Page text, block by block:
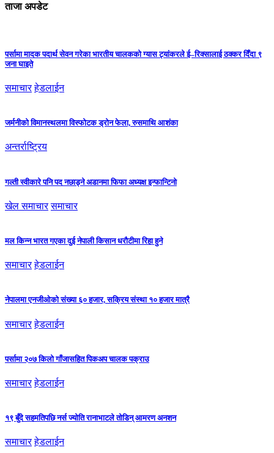
ताजा अपडेट
पर्सामा मादक पदार्थ सेवन गरेका भारतीय चालकको ग्यास ट्यांकरले ई–रिक्सालाई ठक्कर दिँदा ९
जना घाइते
समाचार हेडलाईन
जर्मनीको विमानस्थलमा विस्फोटक ड्रोन फेला, रुसमाथि आशंका
अन्तर्राष्ट्रिय
गल्ती स्वीकारे पनि पद नछाड्ने अडानमा फिफा अध्यक्ष इन्फान्टिनो
खेल समाचार समाचार
मल किन्न भारत गएका दुई नेपाली किसान धरौटीमा रिहा हुने
समाचार हेडलाईन
नेपालमा एनजीओको संख्या ६० हजार, सक्रिय संस्था १० हजार मात्रै
समाचार हेडलाईन
पर्सामा २०७ किलो गाँजासहित पिकअप चालक पक्राउ
समाचार हेडलाईन
१९ बुँदे सहमतिपछि नर्स ज्योति रानाभाटले तोडिन् आमरण अनशन
समाचार हेडलाईन